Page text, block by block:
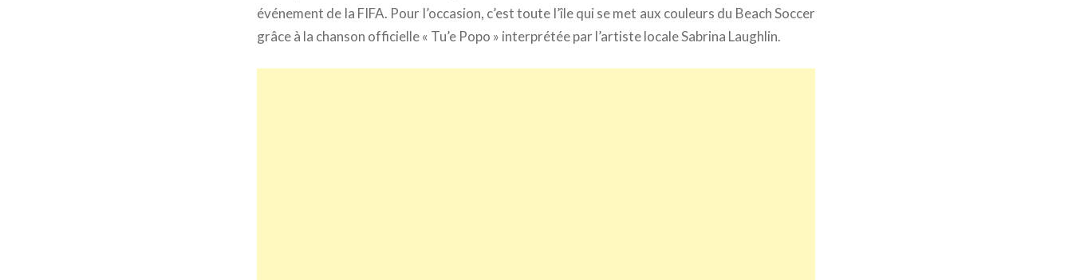
événement de la FIFA. Pour l’occasion, c’est toute l’île qui se met aux couleurs du Beach Soccer
grâce à la chanson officielle « Tu’e Popo » interprétée par l’artiste locale Sabrina Laughlin.